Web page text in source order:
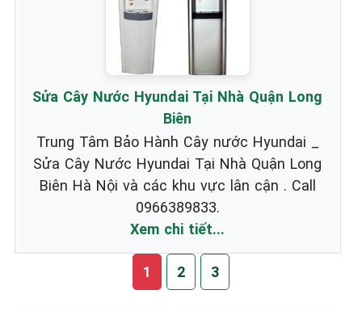
Sửa Cây Nước Hyundai Tại Nhà Quận Long
Biên
Trung Tâm Bảo Hành Cây nước Hyundai _
Sửa Cây Nước Hyundai Tại Nhà Quận Long
Biên Hà Nội và các khu vực lân cận . Call
0966389833.
Xem chi tiết...
1 2 3